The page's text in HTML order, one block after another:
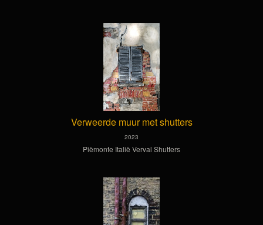
Verweerde muur met shutters
2023
Piëmonte Italië Verval Shutters